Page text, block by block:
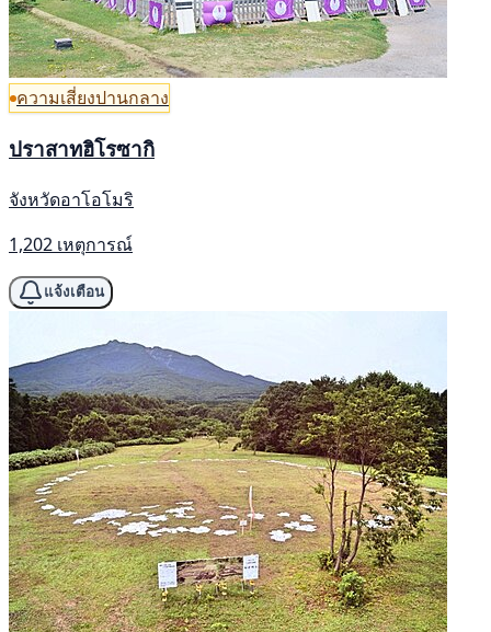
ความเสี่ยงปานกลาง
ปราสาทฮิโรซากิ
จังหวัดอาโอโมริ
1,202 เหตุการณ์
แจ้งเตือน